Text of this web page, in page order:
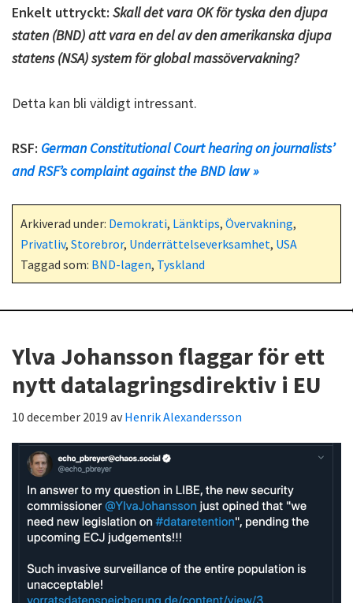
Enkelt uttryckt: Skall det vara OK för tyska den djupa
staten (BND) att vara en del av den amerikanska djupa
statens (NSA) system för global massövervakning?
Detta kan bli väldigt intressant.
RSF: German Constitutional Court hearing on journalists’
and RSF’s complaint against the BND law »
Arkiverad under: Demokrati, Länktips, Övervakning,
Privatliv, Storebror, Underrättelseverksamhet, USA
Taggad som: BND-lagen, Tyskland
Ylva Johansson flaggar för ett
nytt datalagringsdirektiv i EU
10 december 2019 avHenrik Alexandersson